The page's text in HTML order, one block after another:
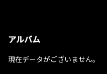
アルバム
現在データがございません。